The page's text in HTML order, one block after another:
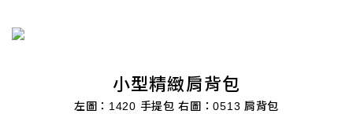
小型精緻肩背包
左圖：1420 手提包 右圖：0513 肩背包